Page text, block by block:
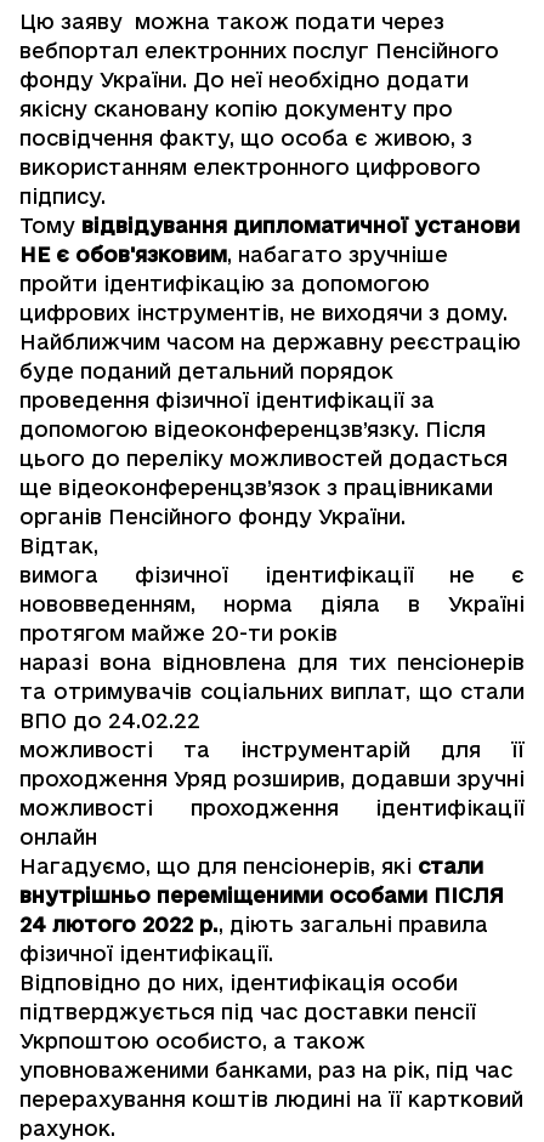
Цю заяву можна також подати через
вебпортал електронних послуг Пенсійного
фонду України. До неї необхідно додати
якісну скановану копію документу про
посвідчення факту, що особа є живою, з
використанням електронного цифрового
підпису.
Тому відвідування дипломатичної установи
НЕ є обов'язковим, набагато зручніше
пройти ідентифікацію за допомогою
цифрових інструментів, не виходячи з дому.
Найближчим часом на державну реєстрацію
буде поданий детальний порядок
проведення фізичної ідентифікації за
допомогою відеоконференцзв’язку. Після
цього до переліку можливостей додасться
ще відеоконференцзв’язок з працівниками
органів Пенсійного фонду України.
Відтак,
вимога фізичної ідентифікації не є
нововведенням, норма діяла в Україні
протягом майже 20-ти років
наразі вона відновлена для тих пенсіонерів
та отримувачів соціальних виплат, що стали
ВПО до 24.02.22
можливості та інструментарій для її
проходження Уряд розширив, додавши зручні
можливості проходження ідентифікації
онлайн
Нагадуємо, що для пенсіонерів, які стали
внутрішньо переміщеними особами ПІСЛЯ
24 лютого 2022 р., діють загальні правила
фізичної ідентифікації.
Відповідно до них, ідентифікація особи
підтверджується під час доставки пенсії
Укрпоштою особисто, а також
уповноваженими банками, раз на рік, під час
перерахування коштів людині на її картковий
рахунок.